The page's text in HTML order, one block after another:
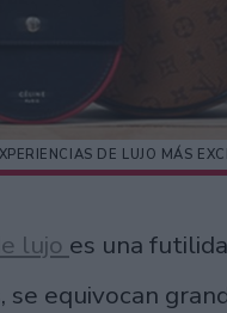
DE LUJO MÁS
lujo es una
equivocan